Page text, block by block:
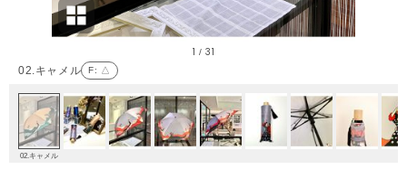
02.キャメル F: △
1 /31
02.キャメル